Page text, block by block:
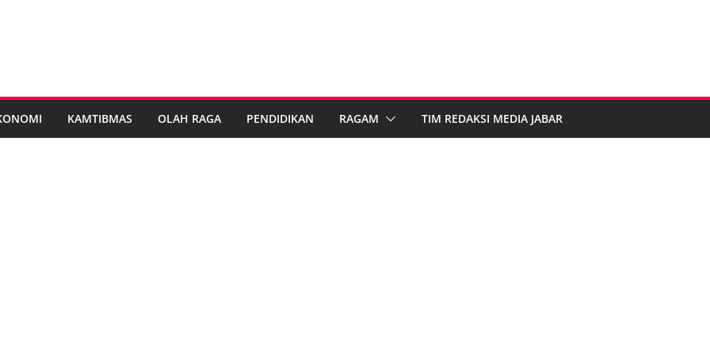
KAMTIBMAS OLAH RAGA PENDIDIKAN RAGAM TIM REDAKSI MEDIA JABAR